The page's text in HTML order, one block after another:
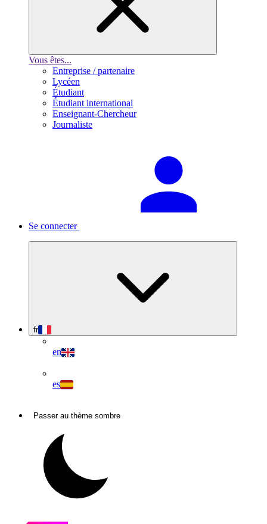
Vous êtes...
Entreprise / partenaire
Lycéen
Étudiant
Étudiant international
Enseignant-Chercheur
Journaliste
Se connecter
fr
en
es
Passer au thème sombre